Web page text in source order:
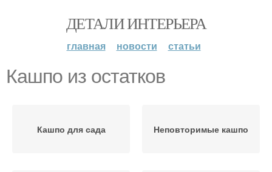
ДЕТАЛИ ИНТЕРЬЕРА
главная новости статьи
Кашпо из остатков
Кашпо для сада Неповторимые кашпо